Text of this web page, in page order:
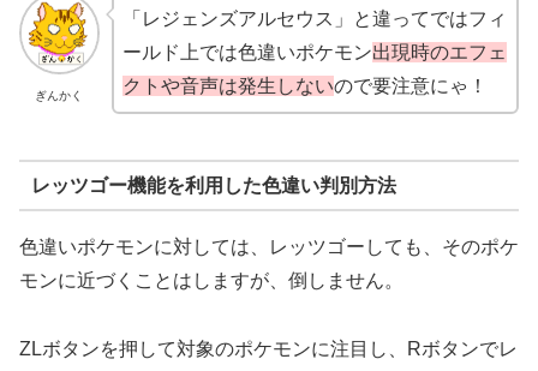
ぎんかく
「レジェンズアルセウス」と違ってではフィ
ールド上では色違いポケモン出現時のエフェ
クトや音声は発生しないので要注意にゃ！
レッツゴー機能を利用した色違い判別方法
色違いポケモンに対しては、レッツゴーしても、そのポケ
モンに近づくことはしますが、倒しません。
ZLボタンを押して対象のポケモンに注目し、Rボタンでレ